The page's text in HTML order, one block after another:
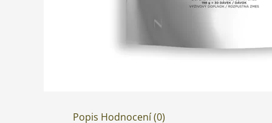
Popis Hodnocení (0)